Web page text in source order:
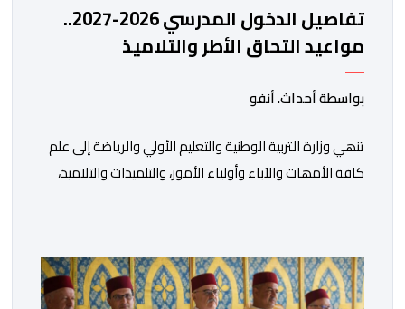
تفاصيل الدخول المدرسي 2026-2027..
مواعيد التحاق الأطر والتلاميذ
بالمؤسسات التعليمية
بواسطة أحداث. أنفو
تنھي وزارة التربیة الوطنیة والتعلیم الأولي والریاضة إلى علم
كافة الأمھات والآباء وأولیاء الأمور، والتلمیذات والتلامیذ،
المحدد سلفا طبقا لمقتضیات المقرر الوزاري رقم 047.26
الصادر بتاریخ 3 یولیوز 2026 بشأن تنظیم السنة الدراسیة.
وأوضحت الوزارة، في بلاغ، أن أطر […]